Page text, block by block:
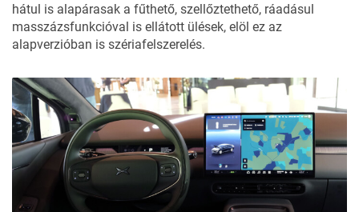
hátul is alapárasak a fűthető, szellőztethető, ráadásul
masszázsfunkcióval is ellátott ülések, elöl ez az
alapverzióban is szériafelszerelés.